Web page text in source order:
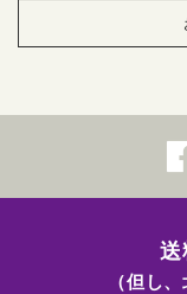
（但し